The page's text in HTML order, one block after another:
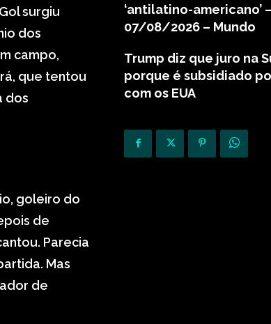
surgiu
dos
campo,
que tentou
dos
goleiro do
de
Parecia
Mas
de
‘antilatino-americano’ –
07/08/2026 – Mundo
Trump diz que juro na
porque é subsidiado
com os EUA